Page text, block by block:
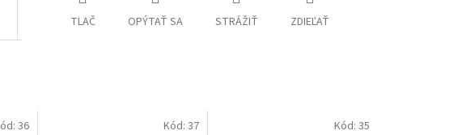
TLAČ OPÝTAŤ SA STRÁŽIŤ ZDIEĽAŤ
36 Kód:37 Kód: 35